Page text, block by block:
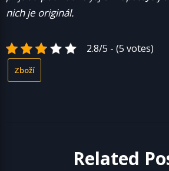
nich je originál.
2.8/5 - (5 votes)
Zboží
Related